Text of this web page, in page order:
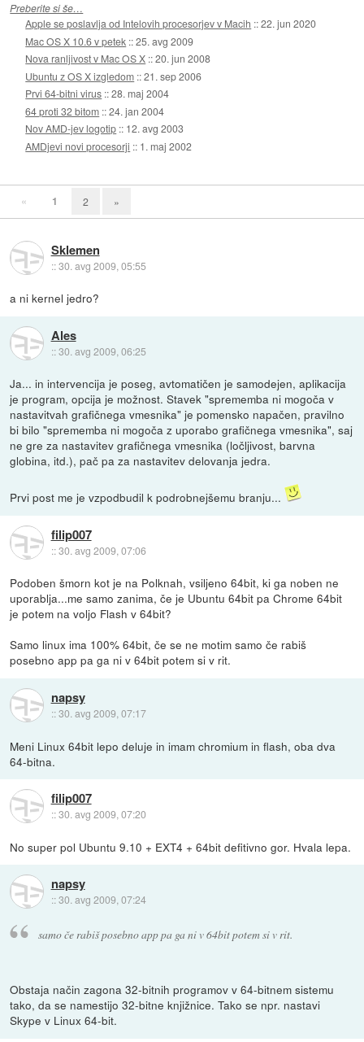
Preberite si še…
Apple se poslavlja od Intelovih procesorjev v Macih ::22. jun 2020
Mac OS X 10.6 v petek ::25. avg 2009
Nova ranljivost v Mac OS X ::20. jun 2008
Ubuntu z OS X izgledom ::21. sep 2006
Prvi 64-bitni virus ::28. maj 2004
64 proti 32 bitom ::24. jan 2004
Nov AMD-jev logotip :: 12. avg 2003
AMDjevi novi procesorji :: 1. maj 2002
« 1 2 »
Sklemen
::30. avg 2009, 05:55
a ni kernel jedro?
Ales
::30. avg 2009, 06:25
Ja... in intervencija je poseg, avtomatičen je samodejen, aplikacija
je program, opcija je možnost. Stavek "sprememba ni mogoča v
nastavitvah grafičnega vmesnika" je pomensko napačen, pravilno
bi bilo "sprememba ni mogoča z uporabo grafičnega vmesnika", saj
ne gre za nastavitev grafičnega vmesnika (ločljivost, barvna
globina, itd.), pač pa za nastavitev delovanja jedra.
Prvi post me je vzpodbudil k podrobnejšemu branju...
filip007
::30. avg 2009, 07:06
Podoben šmorn kot je na Polknah, vsiljeno 64bit, ki ga noben ne
uporablja...me samo zanima, če je Ubuntu 64bit pa Chrome 64bit
je potem na voljo Flash v 64bit?
Samo linux ima 100% 64bit, če se ne motim samo če rabiš
posebno app pa ga ni v 64bit potem si v rit.
napsy
::30. avg 2009, 07:17
Meni Linux 64bit lepo deluje in imam chromium in flash, oba dva
64-bitna.
filip007
::30. avg 2009, 07:20
No super pol Ubuntu 9.10 + EXT4 + 64bit defitivno gor. Hvala lepa.
napsy
::30. avg 2009, 07:24
samo če rabiš posebno app pa ga ni v 64bit potem si v rit.
Obstaja način zagona 32-bitnih programov v 64-bitnem sistemu
tako, da se namestijo 32-bitne knjižnice. Tako se npr. nastavi
Skype v Linux 64-bit.